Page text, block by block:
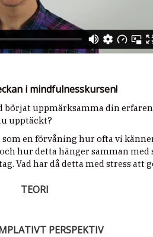
i mindfulnesskursen!
börjat uppmärksamma din
upptäckt?
en förvåning hur ofta vi
hur detta hänger samman med
Vad har då detta med stress att
TEORI
PERSPEKTIV